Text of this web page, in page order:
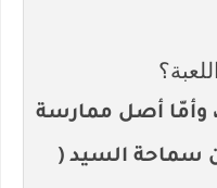
وأمّا أصل ممارسة
سماحة السيد (